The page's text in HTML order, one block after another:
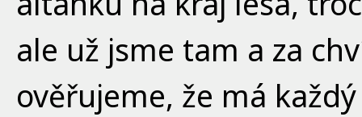
ale už jsme tam a za
ověřujeme, že má